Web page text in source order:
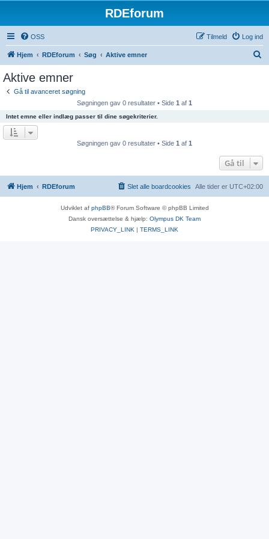
RDEforum
OSS Log ind
Tilmeld
Hjem RDEforum Søg Aktive emner
Aktive emner
Gå til avanceret søgning
Søgningen gav 0 resultater • Side 1 af 1
Intet emne eller indlæg passer til dine søgekriterier.
Søgningen gav 0 resultater • Side 1 af 1
Gå til
Hjem RDEforum Alle tider er UTC+02:00
Slet alle boardcookies
Udviklet af phpBB® Forum Software © phpBB Limited
Dansk oversættelse & hjælp: Olympus DK Team
PRIVACY_LINK | TERMS_LINK